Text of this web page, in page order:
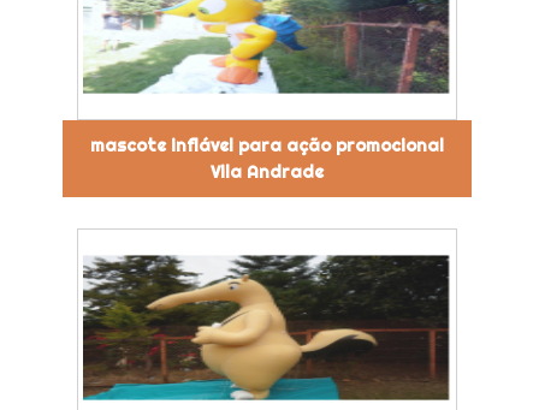
mascote inflável para ação promocional
Vila Andrade